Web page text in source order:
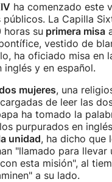
ha comenzado este
La Capilla
horas su primera misa
vestido de
ha oficiado misa en
inglés y en español.
mujeres, una
de leer las
ha tomado la
purpurados en
unidad, ha dicho que
"llamado para llevar
esta misión", al
a su lado.